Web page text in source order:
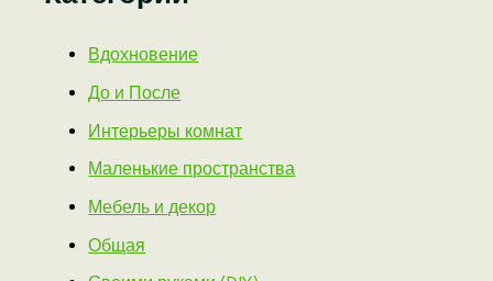
Вдохновение
До и После
Интерьеры комнат
Маленькие пространства
Мебель и декор
Общая